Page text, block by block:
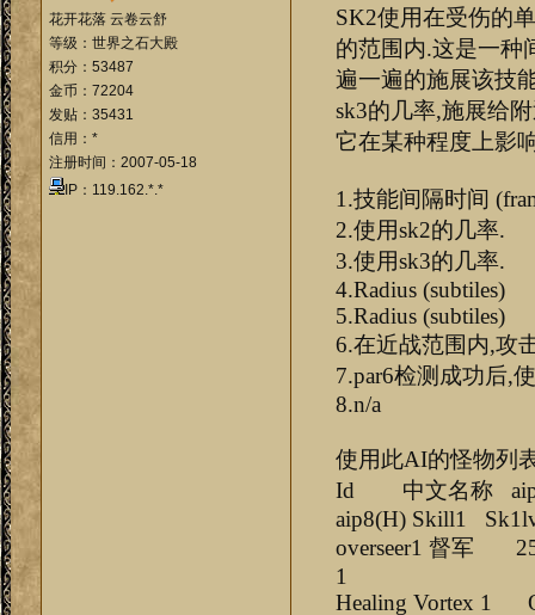
花开花落 云卷云舒
等级：世界之石大殿
积分：53487
金币：72204
发贴：35431
信用：*
注册时间：2007-05-18
IP：119.162.*.*
SK2使用在受伤的
的范围内.这是一种
遍一遍的施展该技
sk3的几率,施展给
它在某种程度上影
1.技能间隔时间
2.使用sk2的几率.
3.使用sk3的几率.
4.Radius (subtiles)
5.Radius (subtiles)
6.在近战范围内,攻
7.par6检测成功后,
8.n/a
使用此AI的怪物列
Id 中文名称
aip8(H) Skill1
overseer1
1
Healing Vortex 1